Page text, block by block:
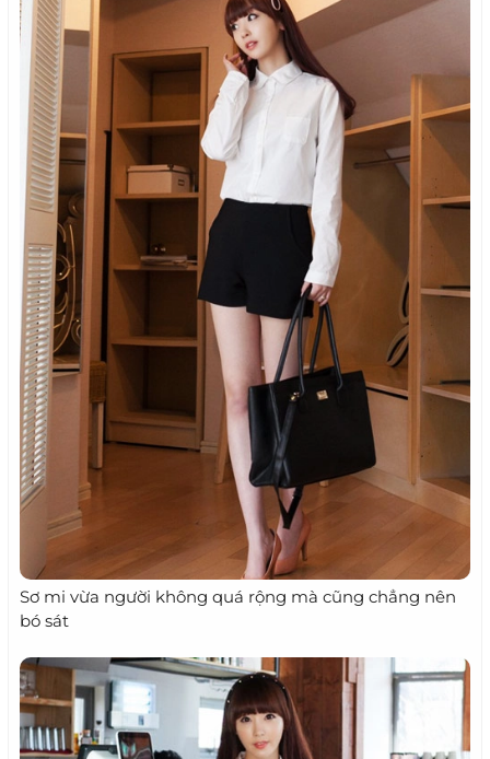
Sơ mi vừa người không quá rộng mà cũng chẳng nên
bó sát